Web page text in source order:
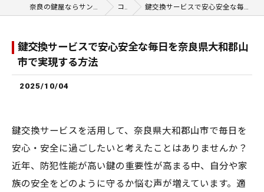
奈良の鍵屋ならサンリペア アピタ大和郡山店 コラム 鍵交換サービスで安心安全な毎日を奈良県大和郡山市で実現する方法
鍵交換サービスで安心安全な毎日を奈良県大和郡山
市で実現する方法
2025/10/04
鍵交換サービスを活用して、奈良県大和郡山市で毎日を
安心・安全に過ごしたいと考えたことはありませんか？
近年、防犯性能が高い鍵の重要性が高まる中、自分や家
族の安全をどのように守るか悩む声が増えています。適